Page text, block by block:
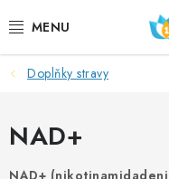
na
DOPLŇKY STRAVY
KOZMETIKA
SPORT
Doplňky stravy
NAD+
NAD+